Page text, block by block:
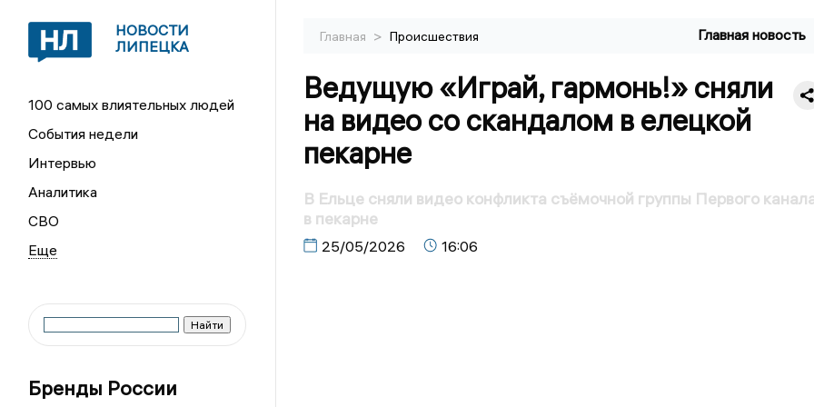
НОВОСТИ
ЛИПЕЦКА
100 самых влиятельных людей
События недели
Интервью
Аналитика
СВО
Бренды России
Главная > Происшествия Главная новость
Ведущую «Играй, гармонь!» сняли
на видео со скандалом в елецкой
пекарне
В Ельце сняли видео конфликта съёмочной группы Первого
в пекарне
25/05/2026 16:06